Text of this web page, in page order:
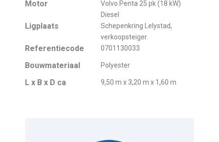
Motor
Volvo Penta 25 pk (18 kW)
Diesel
Ligplaats
Schepenkring Lelystad,
verkoopsteiger.
Referentiecode 0701130033
Bouwmateriaal Polyester
L x B x D ca 9,50 m x 3,20 m x 1,60 m